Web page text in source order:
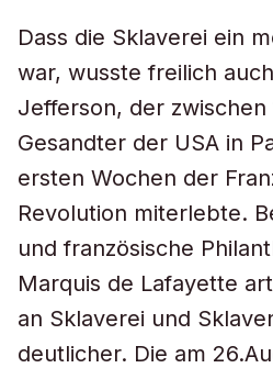
Dass die Sklaverei ein
war, wusste freilich
Jefferson, der zwischen
Gesandter der USA in
ersten Wochen der
Revolution miterlebte.
und französische
Marquis de Lafayette
an Sklaverei und
deutlicher. Die am